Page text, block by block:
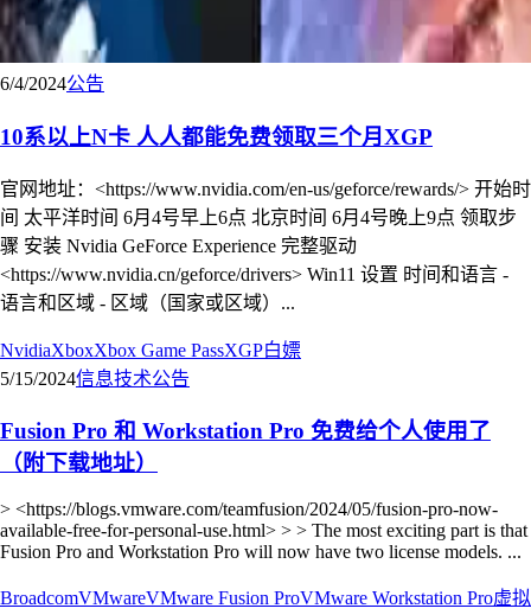
6/4/2024公告
10系以上N卡 人人都能免费领取三个月XGP
官网地址：<https://www.nvidia.com/en-us/geforce/rewards/> 开始时
间 太平洋时间 6月4号早上6点 北京时间 6月4号晚上9点 领取步
骤 安装 Nvidia GeForce Experience 完整驱动
<https://www.nvidia.cn/geforce/drivers> Win11 设置 时间和语言 -
语言和区域 - 区域（国家或区域）...
NvidiaXboxXbox Game PassXGP白嫖
5/15/2024信息技术公告
Fusion Pro 和 Workstation Pro 免费给个人使用了
（附下载地址）
> <https://blogs.vmware.com/teamfusion/2024/05/fusion-pro-now-
available-free-for-personal-use.html> > > The most exciting part is that
Fusion Pro and Workstation Pro will now have two license models. ...
BroadcomVMwareVMware Fusion ProVMware Workstation Pro虚拟